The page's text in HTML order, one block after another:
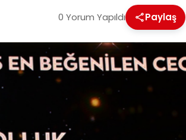
0 Yorum Yapıldı Paylaş